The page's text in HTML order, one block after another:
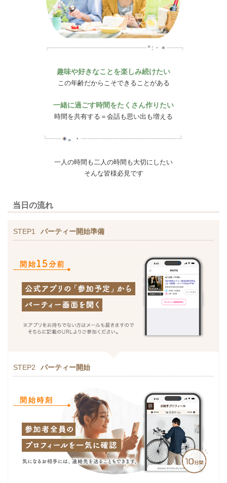
趣味や好きなことを楽しみ続けたい
この年齢だからこそできることがある
一緒に過ごす時間をたくさん作りたい
時間を共有する＝会話も思い出も増える
一人の時間も二人の時間も大切にしたい
そんな皆様必見です
当日の流れ
STEP1 パーティー開始準備
STEP2 パーティー開始